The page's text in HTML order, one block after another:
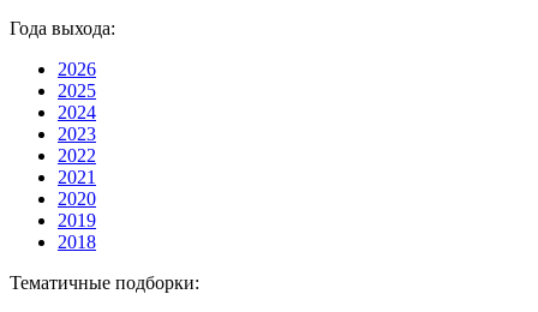
Года выхода:
2026
2025
2024
2023
2022
2021
2020
2019
2018
Тематичные подборки: